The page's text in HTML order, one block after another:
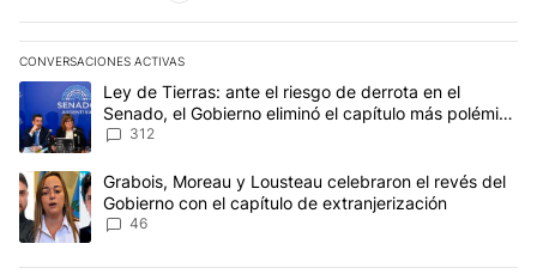
CONVERSACIONES ACTIVAS
Este listado muestra los artículos con más comentarios en los
Un artículo de tendencia con el título "Ley de Tierras: ante el
Ley de Tierras: ante el riesgo de derrota en el
Senado, el Gobierno eliminó el capítulo más polémico
del proyecto
312
Un artículo de tendencia con el título "Grabois, Moreau y
Grabois, Moreau y Lousteau celebraron el revés del
Gobierno con el capítulo de extranjerización
46